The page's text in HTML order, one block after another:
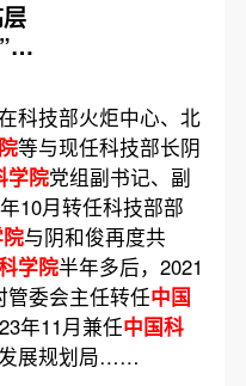
副
科技部火炬中心、北
等与现任科技部长阴
学院党组副书记、副
10月转任科技部部
与阴和俊再度共
学院半年多后，2021
委会主任转任中国
年11月兼任中国科
展规划局……